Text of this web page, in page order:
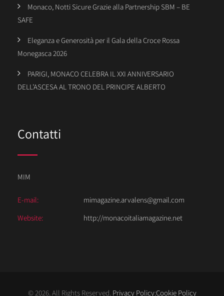
Monaco, Notti Sicure Grazie alla Partnership SBM – BE
SAFE
Eleganza e Generosità per il Gala della Croce Rossa
Monegasca 2026
PARIGI, MONACO CELEBRA IL XXI ANNIVERSARIO
DELL’ASCESA AL TRONO DEL PRINCIPE ALBERTO
Contatti
MIM
E-mail:
mimagazine.arvalens@gmail.com
Website:
http://monacoitaliamagazine.net
© 2026. All Rights Reserved. Privacy Policy;Cookie Policy